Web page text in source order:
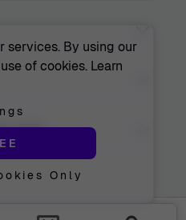
Antwerp, Belgium
tussen 09:30 en 18:00 uur
Club
Krijg toegang
services. By using our
of cookies. Learn
Only